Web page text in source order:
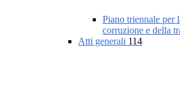
Piano triennale per
corruzione e della
Atti generali 114